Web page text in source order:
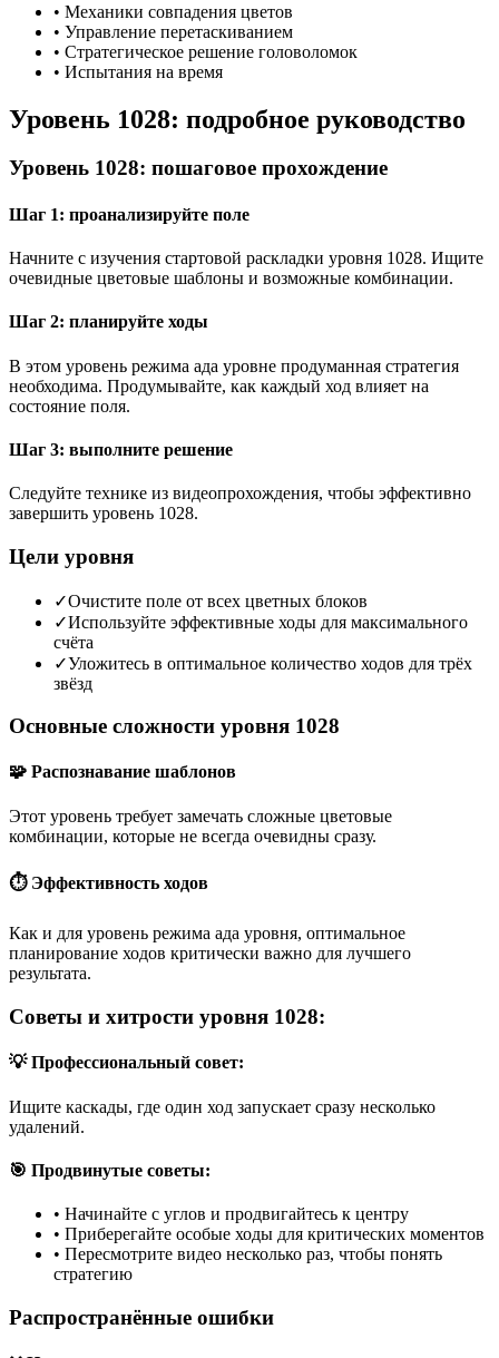
• Механики совпадения цветов
• Управление перетаскиванием
• Стратегическое решение головоломок
• Испытания на время
Уровень 1028: подробное руководство
Уровень 1028: пошаговое прохождение
Шаг 1: проанализируйте поле
Начните с изучения стартовой раскладки уровня 1028. Ищите
очевидные цветовые шаблоны и возможные комбинации.
Шаг 2: планируйте ходы
В этом уровень режима ада уровне продуманная стратегия
необходима. Продумывайте, как каждый ход влияет на
состояние поля.
Шаг 3: выполните решение
Следуйте технике из видеопрохождения, чтобы эффективно
завершить уровень 1028.
Цели уровня
✓Очистите поле от всех цветных блоков
✓Используйте эффективные ходы для максимального
счёта
✓Уложитесь в оптимальное количество ходов для трёх
звёзд
Основные сложности уровня 1028
🧩 Распознавание шаблонов
Этот уровень требует замечать сложные цветовые
комбинации, которые не всегда очевидны сразу.
⏱️ Эффективность ходов
Как и для уровень режима ада уровня, оптимальное
планирование ходов критически важно для лучшего
результата.
Советы и хитрости уровня 1028:
💡 Профессиональный совет:
Ищите каскады, где один ход запускает сразу несколько
удалений.
🎯 Продвинутые советы:
• Начинайте с углов и продвигайтесь к центру
• Приберегайте особые ходы для критических моментов
• Пересмотрите видео несколько раз, чтобы понять
стратегию
Распространённые ошибки